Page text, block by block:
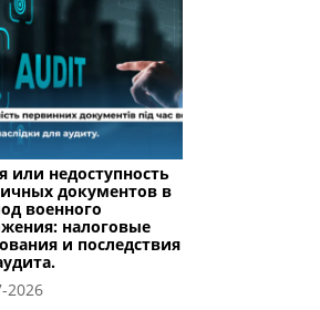
или недоступность
документов в
военного
налоговые
и последствия
2026